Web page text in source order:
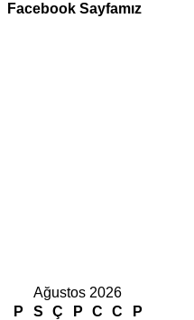
Facebook Sayfamız
Ağustos 2026
P
S Ç P C C
P